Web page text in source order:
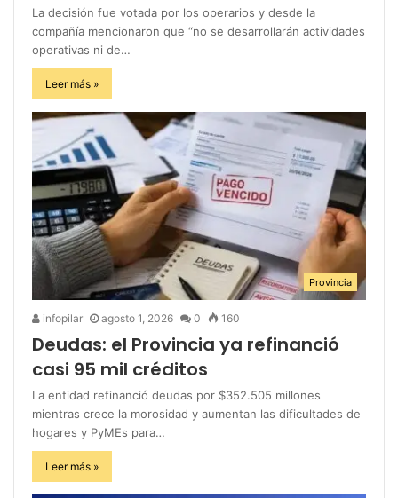
La decisión fue votada por los operarios y desde la
compañía mencionaron que “no se desarrollarán actividades
operativas ni de…
Leer más »
Provincia
infopilar agosto 1, 2026 0 160
Deudas: el Provincia ya refinanció
casi 95 mil créditos
La entidad refinanció deudas por $352.505 millones
mientras crece la morosidad y aumentan las dificultades de
hogares y PyMEs para…
Leer más »